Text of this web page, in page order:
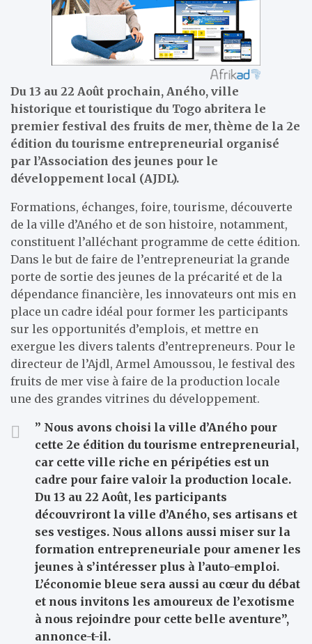
Du 13 au 22 Août prochain, Aného, ville
historique et touristique du Togo abritera le
premier festival des fruits de mer, thème de la 2e
édition du tourisme entrepreneurial organisé
par l’Association des jeunes pour le
développement local (AJDL).
Formations, échanges, foire, tourisme, découverte
de la ville d’Aného et de son histoire, notamment,
constituent l’alléchant programme de cette édition.
Dans le but de faire de l’entrepreneuriat la grande
porte de sortie des jeunes de la précarité et de la
dépendance financière, les innovateurs ont mis en
place un cadre idéal pour former les participants
sur les opportunités d’emplois, et mettre en
exergue les divers talents d’entrepreneurs. Pour le
directeur de l’Ajdl, Armel Amoussou, le festival des
fruits de mer vise à faire de la production locale
une des grandes vitrines du développement.
” Nous avons choisi la ville d’Aného pour
cette 2e édition du tourisme entrepreneurial,
car cette ville riche en péripéties est un
cadre pour faire valoir la production locale.
Du 13 au 22 Août, les participants
découvriront la ville d’Aného, ses artisans et
ses vestiges. Nous allons aussi miser sur la
formation entrepreneuriale pour amener les
jeunes à s’intéresser plus à l’auto-emploi.
L’économie bleue sera aussi au cœur du débat
et nous invitons les amoureux de l’exotisme
à nous rejoindre pour cette belle aventure”,
annonce-t-il.